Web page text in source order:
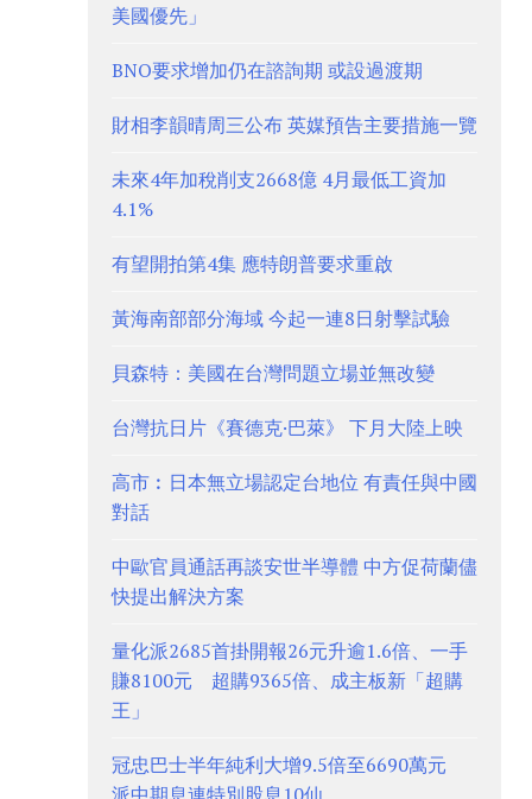
美國優先」
BNO要求增加仍在諮詢期 或設過渡期
財相李韻晴周三公布 英媒預告主要措施一覽
未來4年加稅削支2668億 4月最低工資加
4.1%
有望開拍第4集 應特朗普要求重啟
黃海南部部分海域 今起一連8日射擊試驗
貝森特：美國在台灣問題立場並無改變
台灣抗日片《賽德克·巴萊》 下月大陸上映
高市︰日本無立場認定台地位 有責任與中國
對話
中歐官員通話再談安世半導體 中方促荷蘭儘
快提出解決方案
量化派2685首掛開報26元升逾1.6倍、一手
賺8100元 超購9365倍、成主板新「超購
王」
冠忠巴士半年純利大增9.5倍至6690萬元